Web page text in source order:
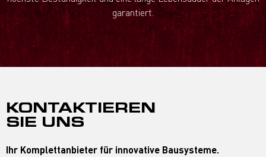
garantiert.
KONTAKTIEREN
SIE UNS
Ihr Komplettanbieter für innovative Bausysteme.